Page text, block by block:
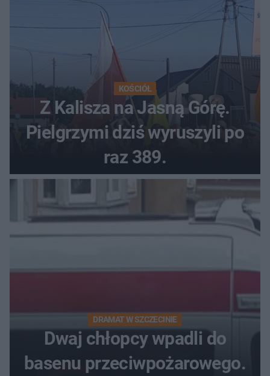
KOŚCIÓŁ
Z Kalisza na Jasną Górę.
Pielgrzymi dziś wyruszyli po
raz 389.
DRAMAT W SZCZECINIE
Dwaj chłopcy wpadli do
basenu przeciwpożarowego.